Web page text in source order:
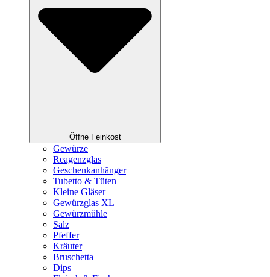
Öffne Feinkost
Gewürze
Reagenzglas
Geschenkanhänger
Tubetto & Tüten
Kleine Gläser
Gewürzglas XL
Gewürzmühle
Salz
Pfeffer
Kräuter
Bruschetta
Dips